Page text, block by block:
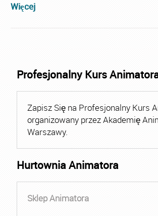
Więcej
Profesjonalny Kurs
Zapisz Się na Profesjonalny Kurs
organizowany przez Akademię
Warszawy.
Hurtownia Animatora
Sklep Animatora